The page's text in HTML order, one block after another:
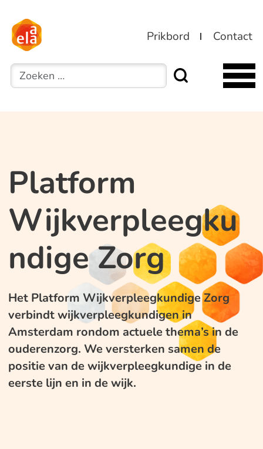
Prikbord Contact
Zoeken
Platform
Wijkverpleegku
ndige Zorg
Het Platform Wijkverpleegkundige Zorg
verbindt wijkverpleegkundigen in
Amsterdam rondom actuele thema’s in de
ouderenzorg. We versterken samen de
positie van de wijkverpleegkundige in de
eerste lijn en in de wijk.